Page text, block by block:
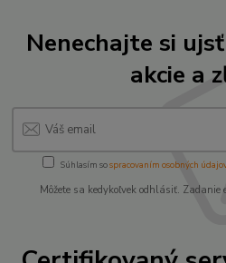
Nenechajte si
akcie a
Súhlasím sospracovaním osobných
Môžete sa kedykoľvek odhlásiť.